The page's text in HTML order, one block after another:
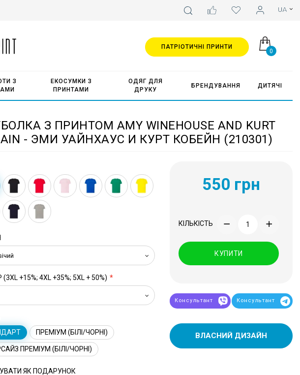
0
З
ЕКОСУМКИ З
ПРИНТАМИ
ОДЯГ ДЛЯ
ДРУКУ
БРЕНДУВАННЯ ДИТЯЧІ
ПАТРІОТИЧНІ ПРИНТИ
З ПРИНТОМ AMY WINEHOUSE AND KURT
- ЭМИ УАЙНХАУС И КУРТ КОБЕЙН (210301)
+15%; 4XL +35%; 5XL + 50%)
ПРЕМІУМ (БІЛІ/ЧОРНІ)
ПРЕМІУМ (БІЛІ/ЧОРНІ)
ЯК ПОДАРУНОК
550 грн
КІЛЬКІСТЬ
КУПИТИ
Консультант Консультант
ВЛАСНИЙ ДИЗАЙН